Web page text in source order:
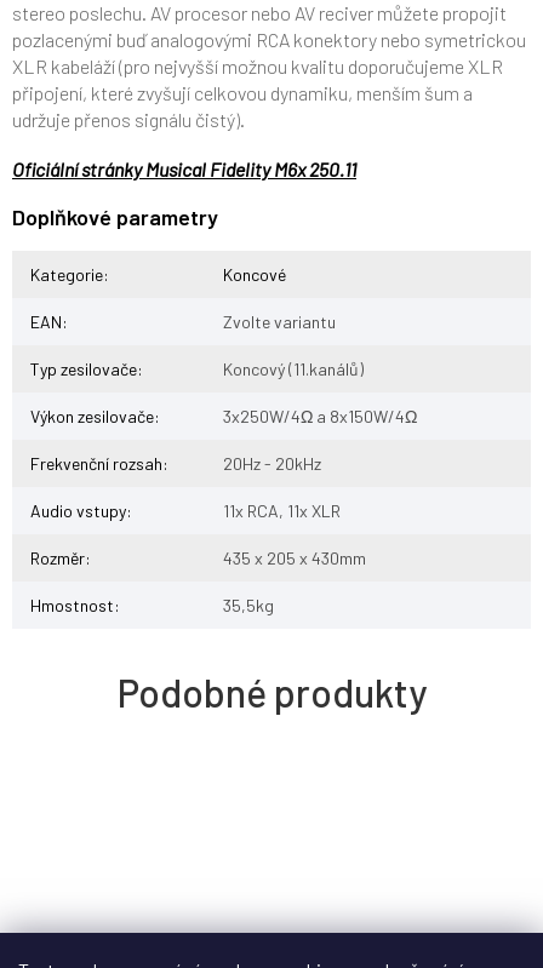
stereo poslechu. AV procesor nebo AV reciver můžete propojit
pozlacenými buď analogovými RCA konektory nebo symetrickou
XLR kabeláží (pro nejvyšší možnou kvalitu doporučujeme XLR
připojení, které zvyšují celkovou dynamiku, menším šum a
udržuje přenos signálu čistý).
Oficiální stránky Musical Fidelity M6x 250.11
Doplňkové parametry
Kategorie: Koncové
EAN: Zvolte variantu
Typ zesilovače: Koncový (11.kanálů)
Výkon zesilovače: 3x250W/4Ω a 8x150W/4Ω
Frekvenční rozsah: 20Hz - 20kHz
Audio vstupy: 11x RCA, 11x XLR
Rozměr: 435 x 205 x 430mm
Hmostnost: 35,5kg